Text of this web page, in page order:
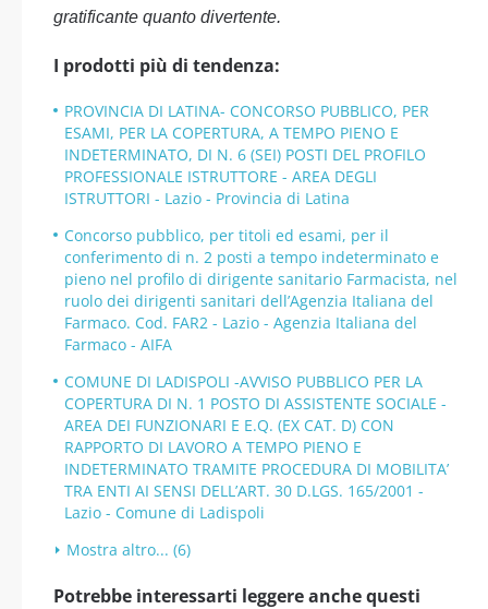
gratificante quanto divertente.
I prodotti più di tendenza:
PROVINCIA DI LATINA- CONCORSO PUBBLICO, PER
ESAMI, PER LA COPERTURA, A TEMPO PIENO E
INDETERMINATO, DI N. 6 (SEI) POSTI DEL PROFILO
PROFESSIONALE ISTRUTTORE - AREA DEGLI
ISTRUTTORI - Lazio - Provincia di Latina
Concorso pubblico, per titoli ed esami, per il
conferimento di n. 2 posti a tempo indeterminato e
pieno nel profilo di dirigente sanitario Farmacista, nel
ruolo dei dirigenti sanitari dell’Agenzia Italiana del
Farmaco. Cod. FAR2 - Lazio - Agenzia Italiana del
Farmaco - AIFA
COMUNE DI LADISPOLI -AVVISO PUBBLICO PER LA
COPERTURA DI N. 1 POSTO DI ASSISTENTE SOCIALE -
AREA DEI FUNZIONARI E E.Q. (EX CAT. D) CON
RAPPORTO DI LAVORO A TEMPO PIENO E
INDETERMINATO TRAMITE PROCEDURA DI MOBILITA’
TRA ENTI AI SENSI DELL’ART. 30 D.LGS. 165/2001 -
Lazio - Comune di Ladispoli
Mostra altro... (6)
Potrebbe interessarti leggere anche questi